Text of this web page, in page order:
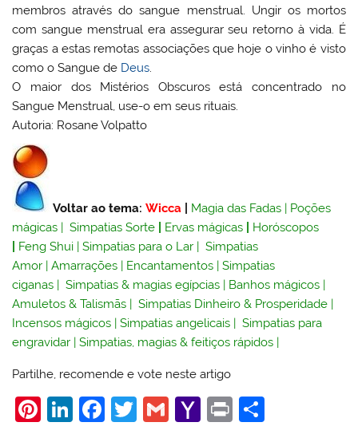
membros através do sangue menstrual. Ungir os mortos
com sangue menstrual era assegurar seu retorno à vida. É
graças a estas remotas associações que hoje o vinho é visto
como o Sangue de Deus.
O maior dos Mistérios Obscuros está concentrado no
Sangue Menstrual, use-o em seus rituais.
Autoria: Rosane Volpatto
Voltar ao tema:Wicca Magia das Fadas | Poções
mágicas | Simpatias Sorte Ervas mágicas
Horóscopos
Feng Shui |Simpatias para o Lar |Simpatias
Amor |Amarrações | Encantamentos |Simpatias
ciganas |Simpatias & magias egípcias | Banhos mágicos |
Amuletos & Talismãs |Simpatias Dinheiro & Prosperidade |
Incensos mágicos |Simpatias angelicais |Simpatias para
engravidar |Simpatias, magias & feitiços rápidos |
Partilhe, recomende e vote neste artigo
Pi Li F
T
G
Y
Pr